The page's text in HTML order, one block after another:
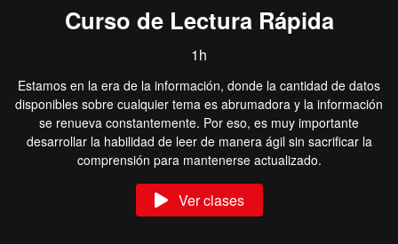
Curso de Lectura Rápida
1h
Estamos en la era de la información, donde la cantidad de datos
disponibles sobre cualquier tema es abrumadora y la información
se renueva constantemente. Por eso, es muy importante
desarrollar la habilidad de leer de manera ágil sin sacrificar la
comprensión para mantenerse actualizado.
Ver clases